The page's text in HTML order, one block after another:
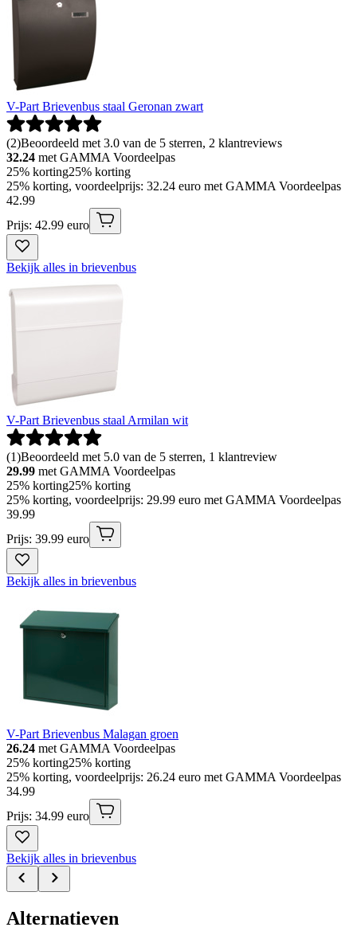
V-Part Brievenbus staal Geronan zwart
(2)Beoordeeld met 3.0 van de 5 sterren, 2 klantreviews
32.24 met GAMMA Voordeelpas
25% korting25% korting
25% korting, voordeelprijs: 32.24 euro met GAMMA Voordeelpas
42.99
Prijs: 42.99 euro
Bekijk alles in brievenbus
V-Part Brievenbus staal Armilan wit
(1)Beoordeeld met 5.0 van de 5 sterren, 1 klantreview
29.99 met GAMMA Voordeelpas
25% korting25% korting
25% korting, voordeelprijs: 29.99 euro met GAMMA Voordeelpas
39.99
Prijs: 39.99 euro
Bekijk alles in brievenbus
V-Part Brievenbus Malagan groen
26.24 met GAMMA Voordeelpas
25% korting25% korting
25% korting, voordeelprijs: 26.24 euro met GAMMA Voordeelpas
34.99
Prijs: 34.99 euro
Bekijk alles in brievenbus
Alternatieven